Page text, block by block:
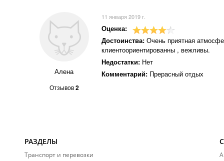
Алена
Отзывов2
11 января 2019 г.
Оценка:
Достоинства: Очень приятная
клиентоориентированны , вежливы.
Недостатки: Нет
Комментарий: Прерасный отдых
РАЗДЕЛЫ
Транспорт и перевозки